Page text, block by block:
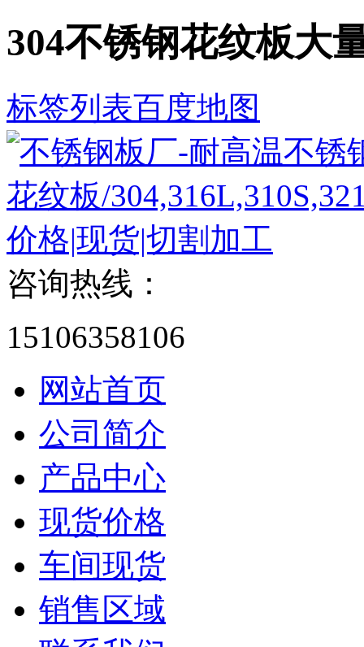
304不锈钢花纹板大
标签列表百度地图
咨询热线：
15106358106
网站首页
公司简介
产品中心
现货价格
车间现货
销售区域